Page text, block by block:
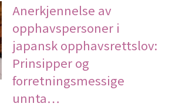
Anerkjennelse av
opphavspersoner i
japansk opphavsrettslov:
Prinsipper og
forretningsmessige
unnta…